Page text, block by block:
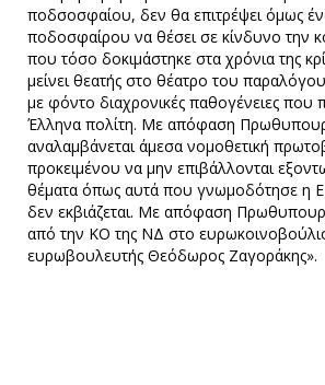
ποδσοσφαίου, δεν θα επιτρέψει όμως
ποδοσφαίρου να θέσει σε κίνδυνο την
που τόσο δοκιμάστηκε στα χρόνια της
μείνει θεατής στο θέατρο του
με φόντο διαχρονικές παθογένειες
Έλληνα πολίτη. Με απόφαση
αναλαμβάνεται άμεσα νομοθετική
προκειμένου να μην επιβάλλονται
θέματα όπως αυτά που γνωμοδότησε η
δεν εκβιάζεται. Με απόφαση
από την ΚΟ της ΝΔ στο
ευρωβουλευτής Θεόδωρος Ζαγοράκης».